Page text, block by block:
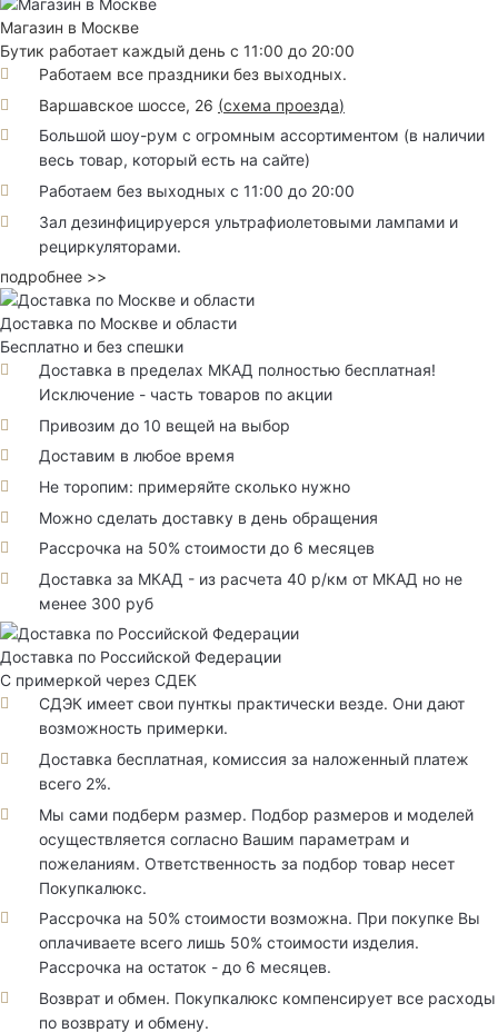
Магазин в Москве
Бутик работает каждый день с 11:00 до 20:00
Работаем все праздники без выходных.
Варшавское шоссе, 26 (схема проезда)
Большой шоу-рум с огромным ассортиментом (в наличии
весь товар, который есть на сайте)
Работаем без выходных с 11:00 до 20:00
Зал дезинфицируерся ультрафиолетовыми лампами и
рециркуляторами.
подробнее >>
Доставка по Москве и области
Бесплатно и без спешки
Доставка в пределах МКАД полностью бесплатная!
Исключение - часть товаров по акции
Привозим до 10 вещей на выбор
Доставим в любое время
Не торопим: примеряйте сколько нужно
Можно сделать доставку в день обращения
Рассрочка на 50% стоимости до 6 месяцев
Доставка за МКАД - из расчета 40 р/км от МКАД но не
менее 300 руб
Доставка по Российской Федерации
С примеркой через СДЕК
СДЭК имеет свои пунткы практически везде. Они дают
возможность примерки.
Доставка бесплатная, комиссия за наложенный платеж
всего 2%.
Мы сами подберм размер. Подбор размеров и моделей
осуществляется согласно Вашим параметрам и
пожеланиям. Ответственность за подбор товар несет
Покупкалюкс.
Рассрочка на 50% стоимости возможна. При покупке Вы
оплачиваете всего лишь 50% стоимости изделия.
Рассрочка на остаток - до 6 месяцев.
Возврат и обмен. Покупкалюкс компенсирует все расходы
по возврату и обмену.